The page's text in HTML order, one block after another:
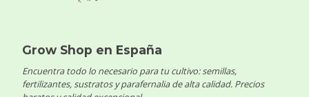
Grow Shop en España
Encuentra todo lo necesario para tu cultivo: semillas,
fertilizantes, sustratos y parafernalia de alta calidad. Precios